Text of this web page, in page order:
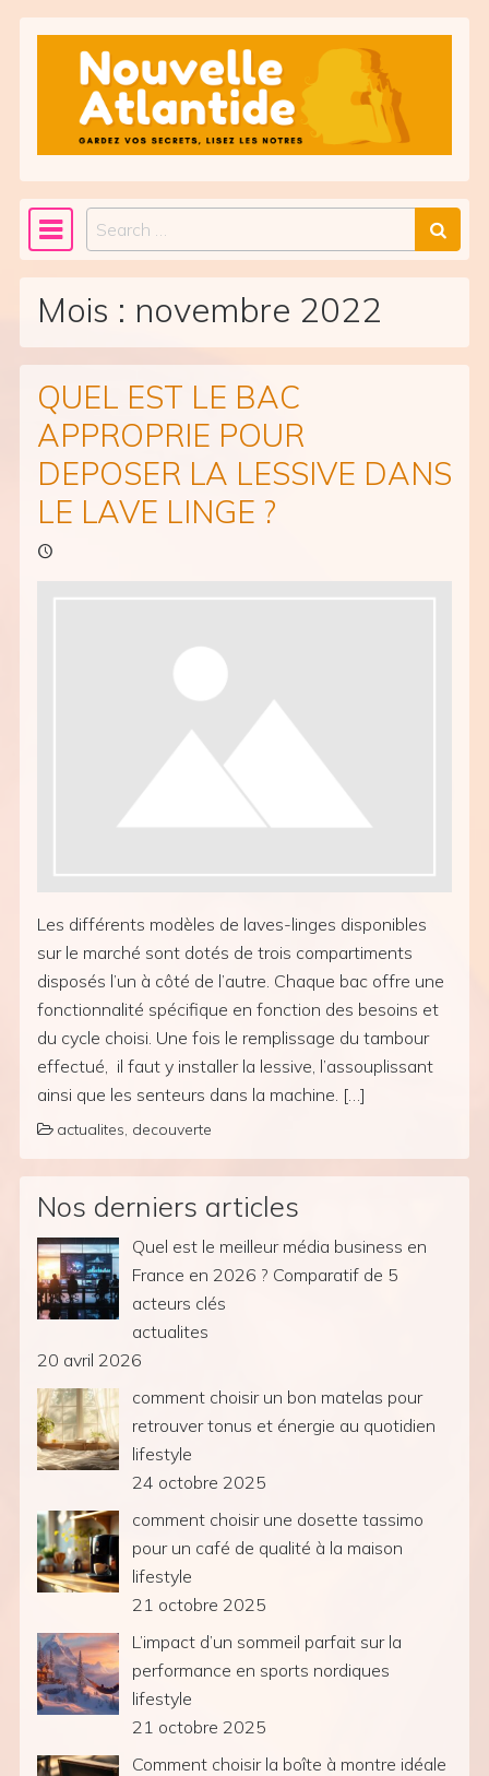
Skip to content
Main Navigation
Search
Mois : novembre 2022
QUEL EST LE BAC
APPROPRIE POUR
DEPOSER LA LESSIVE DANS
LE LAVE LINGE ?
Les différents modèles de laves-linges disponibles
sur le marché sont dotés de trois compartiments
disposés l’un à côté de l’autre. Chaque bac offre une
fonctionnalité spécifique en fonction des besoins et
du cycle choisi. Une fois le remplissage du tambour
effectué, il faut y installer la lessive, l’assouplissant
ainsi que les senteurs dans la machine. […]
actualites, decouverte
Nos derniers articles
Quel est le meilleur média business en
France en 2026 ? Comparatif de 5
acteurs clés
actualites
20 avril 2026
comment choisir un bon matelas pour
retrouver tonus et énergie au quotidien
lifestyle
24 octobre 2025
comment choisir une dosette tassimo
pour un café de qualité à la maison
lifestyle
21 octobre 2025
L’impact d’un sommeil parfait sur la
performance en sports nordiques
lifestyle
21 octobre 2025
Comment choisir la boîte à montre idéale